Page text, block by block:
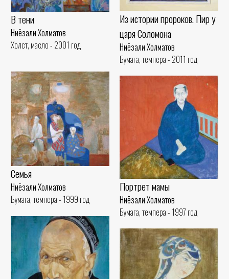
Из истории пророков. Пир у
царя Соломона
Ниёзали Холматов
Бумага, темпера - 2011 год
В тени
Ниёзали Холматов
Холст, масло - 2001 год
Семья
Ниёзали Холматов
Бумага, темпера - 1999 год
Портрет мамы
Ниёзали Холматов
Бумага, темпера - 1997 год